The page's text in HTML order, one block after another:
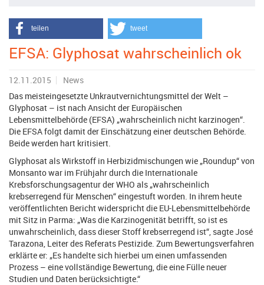
teilen tweet
EFSA: Glyphosat wahrscheinlich ok
12.11.2015
News
Das meisteingesetzte Unkrautvernichtungsmittel der Welt –
Glyphosat – ist nach Ansicht der Europäischen
Lebensmittelbehörde (EFSA) „wahrscheinlich nicht karzinogen“.
Die EFSA folgt damit der Einschätzung einer deutschen Behörde.
Beide werden hart kritisiert.
Glyphosat als Wirkstoff in Herbizidmischungen wie „Roundup“ von
Monsanto war im Frühjahr durch die Internationale
Krebsforschungsagentur der WHO als „wahrscheinlich
krebserregend für Menschen“ eingestuft worden. In ihrem heute
veröffentlichten Bericht widerspricht die EU-Lebensmittelbehörde
mit Sitz in Parma: „Was die Karzinogenität betrifft, so ist es
unwahrscheinlich, dass dieser Stoff krebserregend ist“, sagte José
Tarazona, Leiter des Referats Pestizide. Zum Bewertungsverfahren
erklärte er: „Es handelte sich hierbei um einen umfassenden
Prozess – eine vollständige Bewertung, die eine Fülle neuer
Studien und Daten berücksichtigte.“